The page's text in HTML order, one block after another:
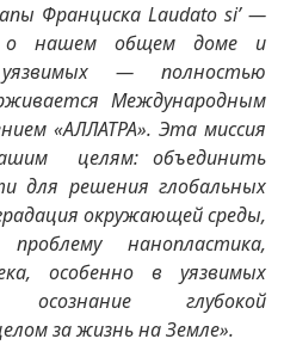
Франциска Laudato si’ —
о нашем общем доме и
— полностью
Международным
«АЛЛАТРА». Эта миссия
целям: объединить
для решения глобальных
окружающей среды,
нанопластика,
особенно в уязвимых
глубокой
за жизнь на Земле».